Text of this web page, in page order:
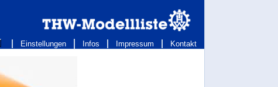
Einstellungen Infos Impressum
Kontakt